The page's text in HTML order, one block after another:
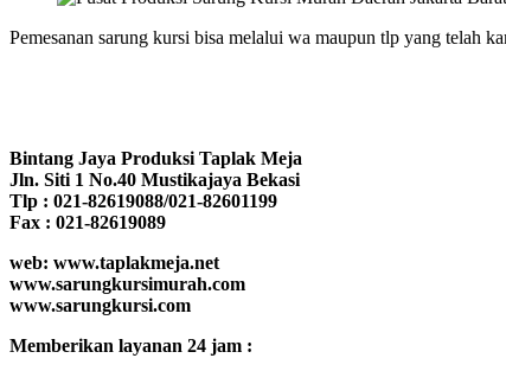
Pemesanan sarung kursi bisa melalui wa maupun tlp yang telah
Bintang Jaya Produksi Taplak Meja
Jln. Siti 1 No.40 Mustikajaya Bekasi
Tlp : 021-82619088/021-82601199
Fax : 021-82619089
web: www.taplakmeja.net
www.sarungkursimurah.com
www.sarungkursi.com
Memberikan layanan 24 jam :